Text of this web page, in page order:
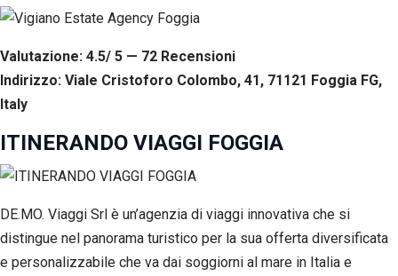
Valutazione: 4.5/ 5 — 72 Recensioni
Indirizzo: Viale Cristoforo Colombo, 41, 71121 Foggia FG,
Italy
ITINERANDO VIAGGI FOGGIA
DE.MO. Viaggi Srl è un’agenzia di viaggi innovativa che si
distingue nel panorama turistico per la sua offerta diversificata
e personalizzabile che va dai soggiorni al mare in Italia e